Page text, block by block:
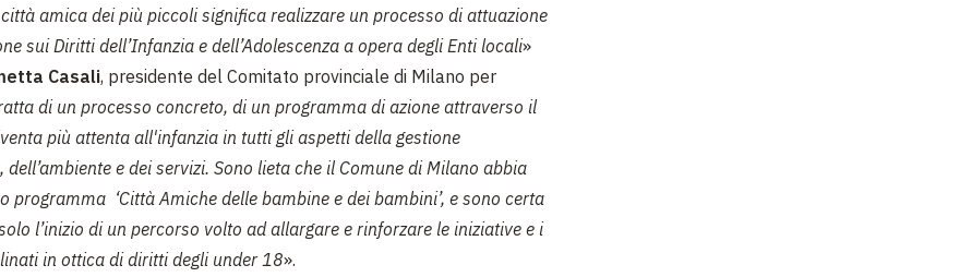
amica dei più piccoli significa realizzare un processo di attuazione
sui Diritti dell’Infanzia e dell’Adolescenza a opera degli Enti locali»
Casali, presidente del Comitato provinciale di Milano per
di un processo concreto, di un programma di azione attraverso il
più attenta all'infanzia in tutti gli aspetti della gestione
e dei servizi. Sono lieta che il Comune di Milano abbia
programma ‘Città Amiche delle bambine e dei bambini’, e sono certa
l’inizio di un percorso volto ad allargare e rinforzare le iniziative e i
in ottica di diritti degli under 18».